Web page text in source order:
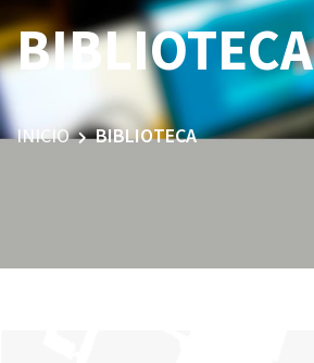
BIBLIOTECA
INICIO BIBLIOTECA